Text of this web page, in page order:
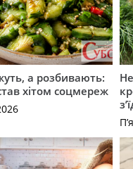
а розбивають:
хітом соцмереж